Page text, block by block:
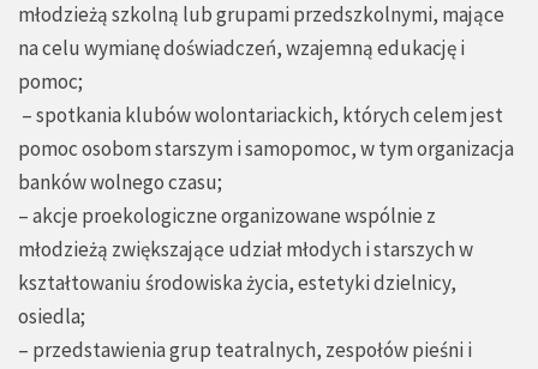
młodzieżą szkolną lub grupami przedszkolnymi, mające
na celu wymianę doświadczeń, wzajemną edukację i
pomoc;
– spotkania klubów wolontariackich, których celem jest
pomoc osobom starszym i samopomoc, w tym organizacja
banków wolnego czasu;
– akcje proekologiczne organizowane wspólnie z
młodzieżą zwiększające udział młodych i starszych w
kształtowaniu środowiska życia, estetyki dzielnicy,
osiedla;
– przedstawienia grup teatralnych, zespołów pieśni i